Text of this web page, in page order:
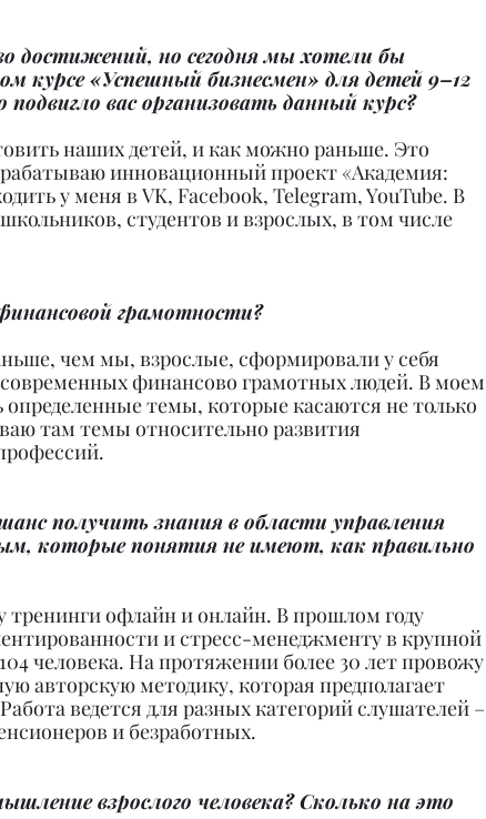
достижений, но сегодня мы хотели бы
курсе «Успешный бизнесмен» для детей 9–12
вас организовать данный курс?
наших детей, и как можно раньше. Это
инновационный проект «Академия:
у меня в VK, Facebook, Telegram, YouTube. В
студентов и взрослых, в том числе
грамотности?
чем мы, взрослые, сформировали у себя
финансово грамотных людей. В моем
темы, которые касаются не только
там темы относительно развития
получить знания в области управления
которые понятия не имеют, как правильно
офлайн и онлайн. В прошлом году
и стресс-менеджменту в крупной
человека. На протяжении более 30 лет провожу
авторскую методику, которая предполагает
ведется для разных категорий слушателей –
и безработных.
взрослого человека? Сколько на это